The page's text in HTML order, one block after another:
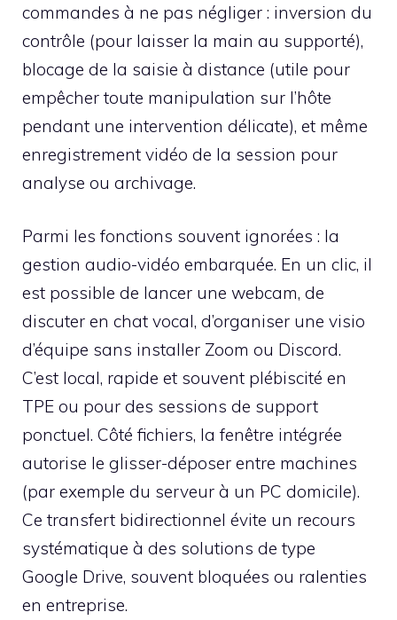
commandes à ne pas négliger : inversion du
contrôle (pour laisser la main au supporté),
blocage de la saisie à distance (utile pour
empêcher toute manipulation sur l’hôte
pendant une intervention délicate), et même
enregistrement vidéo de la session pour
analyse ou archivage.
Parmi les fonctions souvent ignorées : la
gestion audio-vidéo embarquée. En un clic, il
est possible de lancer une webcam, de
discuter en chat vocal, d’organiser une visio
d’équipe sans installer Zoom ou Discord.
C’est local, rapide et souvent plébiscité en
TPE ou pour des sessions de support
ponctuel. Côté fichiers, la fenêtre intégrée
autorise le glisser-déposer entre machines
(par exemple du serveur à un PC domicile).
Ce transfert bidirectionnel évite un recours
systématique à des solutions de type
Google Drive, souvent bloquées ou ralenties
en entreprise.